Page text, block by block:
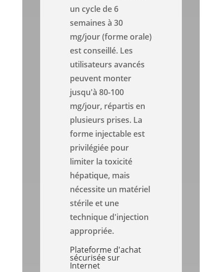
un cycle de 6
semaines à 30
mg/jour (forme orale)
est conseillé. Les
utilisateurs avancés
peuvent monter
jusqu'à 80-100
mg/jour, répartis en
plusieurs prises. La
forme injectable est
privilégiée pour
limiter la toxicité
hépatique, mais
nécessite un matériel
stérile et une
technique d'injection
appropriée.
Plateforme d'achat
sécurisée sur
Internet